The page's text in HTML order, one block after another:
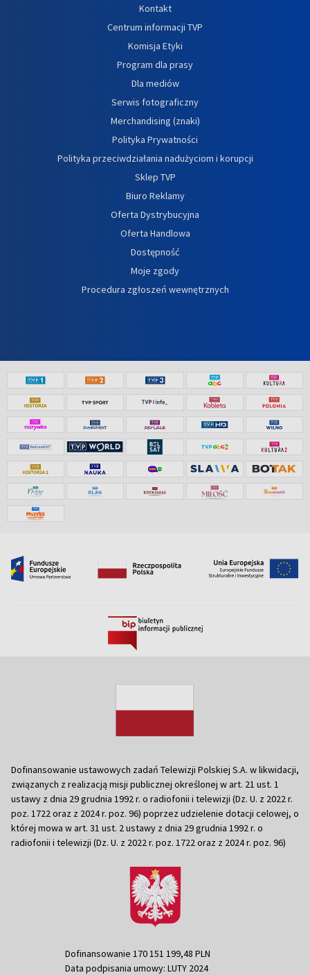
Kontakt
Centrum informacji TVP
Komisja Etyki
Program dla prasy
Dla mediów
Serwis fotograficzny
Merchandising (znaki)
Polityka Prywatności
Polityka przeciwdziałania nadużyciom i korupcji
Sklep TVP
Biuro Reklamy
Oferta Dystrybucyjna
Oferta Handlowa
Dostępność
Moje zgody
Procedura zgłoszeń wewnętrznych
Dofinansowanie ustawowych zadań Telewizji Polskiej S.A. w likwidacji,
związanych z realizacją misji publicznej określonej w art. 21 ust. 1
ustawy z dnia 29 grudnia 1992 r. o radiofonii i telewizji (Dz. U. z 2022 r.
poz. 1722 oraz z 2024 r. poz. 96) poprzez udzielenie dotacji celowej, o
której mowa w art. 31 ust. 2 ustawy z dnia 29 grudnia 1992 r. o
radiofonii i telewizji (Dz. U. z 2022 r. poz. 1722 oraz z 2024 r. poz. 96)
Dofinansowanie 170 151 199,48 PLN
Data podpisania umowy: LUTY 2024